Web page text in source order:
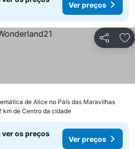
Ver preços
Partilhar
de Alice no País das Maravilhas
km de Centro da cidade
ver os preços
Ver preços